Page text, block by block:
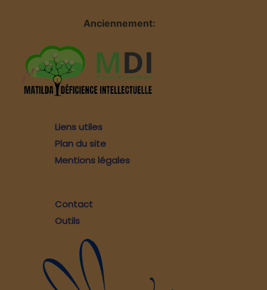
Anciennement:
Liens utiles
Plan du site
Mentions légales
Contact
Outils